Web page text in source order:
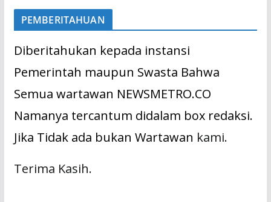
PEMBERITAHUAN
Diberitahukan kepada instansi
Pemerintah maupun Swasta Bahwa
Semua wartawan NEWSMETRO.CO
Namanya tercantum didalam box redaksi.
Jika Tidak ada bukan Wartawan kami.
Terima Kasih.